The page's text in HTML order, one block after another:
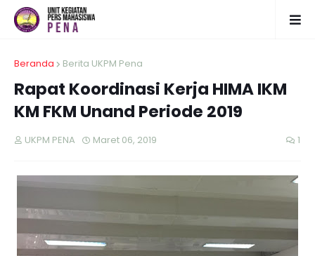
Beranda Berita UKPM Pena
Rapat Koordinasi Kerja HIMA IKM
KM FKM Unand Periode 2019
UKPM PENA Maret 06, 2019 1